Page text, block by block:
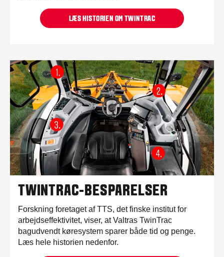
LÆS HISTORIEN OM TWINTRAC
TWINTRAC-BESPARELSER
Forskning foretaget af TTS, det finske institut for
arbejdseffektivitet, viser, at Valtras TwinTrac
bagudvendt køresystem sparer både tid og penge.
Læs hele historien nedenfor.